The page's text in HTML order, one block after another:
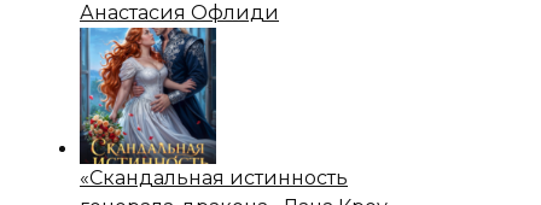
Анастасия Офлиди
«Скандальная истинность